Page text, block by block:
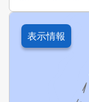
表示情報